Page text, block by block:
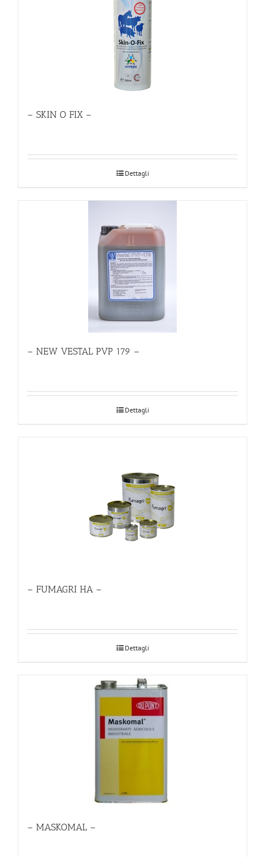
– SKIN O FIX –
Dettagli
– NEW VESTAL PVP 179 –
Dettagli
– FUMAGRI HA –
Dettagli
– MASKOMAL –